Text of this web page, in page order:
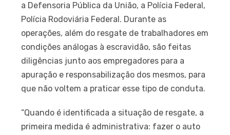
a Defensoria Pública da União, a Polícia Federal,
Polícia Rodoviária Federal. Durante as
operações, além do resgate de trabalhadores em
condições análogas à escravidão, são feitas
diligências junto aos empregadores para a
apuração e responsabilização dos mesmos, para
que não voltem a praticar esse tipo de conduta.
“Quando é identificada a situação de resgate, a
primeira medida é administrativa: fazer o auto